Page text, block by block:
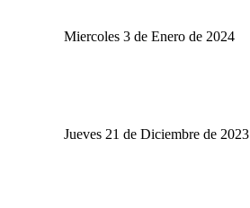
Miercoles 3 de Enero de 2024
Jueves 21 de Diciembre de 2023